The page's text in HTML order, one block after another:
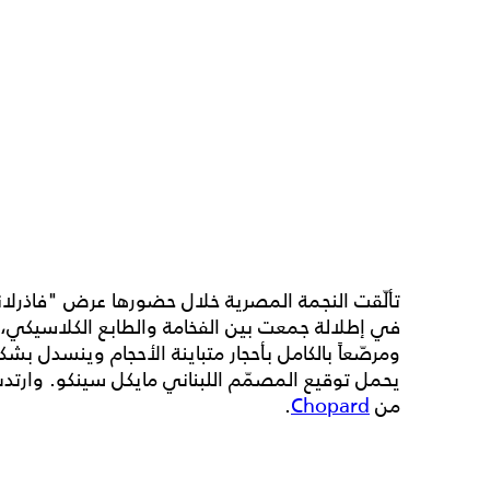
في إطلالة جمعت بين الفخامة والطابع
ومرصّعاً بالكامل بأحجار متباينة الأحجام
يحمل توقيع المصمّم اللبناني مايكل سينكو.
من Chopard
.